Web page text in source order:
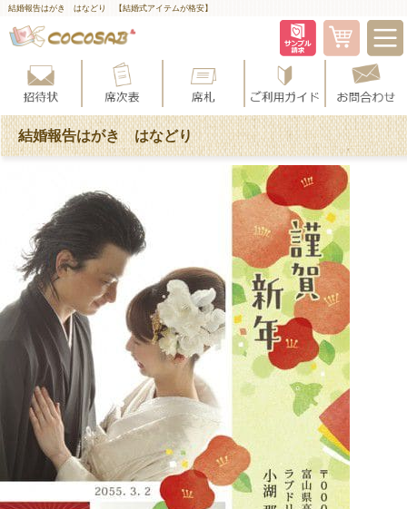
結婚報告はがき はなどり 【結婚式アイテムが格安】
結婚報告はがき はなどり